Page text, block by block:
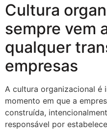
Cultura
sempre vem
qualquer
empresas
A cultura organizacional é
momento em que a
construída,
responsável por